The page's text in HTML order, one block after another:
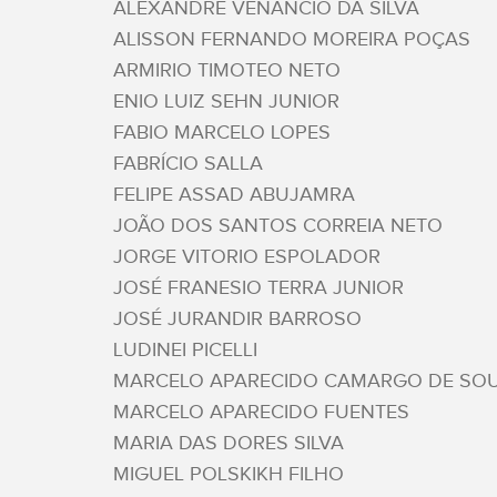
ALEXANDRE VENÂNCIO DA SILVA
ALISSON FERNANDO MOREIRA POÇAS
ARMIRIO TIMOTEO NETO
ENIO LUIZ SEHN JUNIOR
FABIO MARCELO LOPES
FABRÍCIO SALLA
FELIPE ASSAD ABUJAMRA
JOÃO DOS SANTOS CORREIA NETO
JORGE VITORIO ESPOLADOR
JOSÉ FRANESIO TERRA JUNIOR
JOSÉ JURANDIR BARROSO
LUDINEI PICELLI
MARCELO APARECIDO CAMARGO DE
MARCELO APARECIDO FUENTES
MARIA DAS DORES SILVA
MIGUEL POLSKIKH FILHO